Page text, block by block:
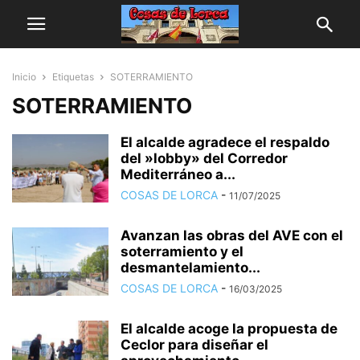
Inicio Etiquetas SOTERRAMIENTO
SOTERRAMIENTO
El alcalde agradece el respaldo
del »lobby» del Corredor
Mediterráneo a...
COSAS DE LORCA - 11/07/2025
Avanzan las obras del AVE con el
soterramiento y el
desmantelamiento...
COSAS DE LORCA - 16/03/2025
El alcalde acoge la propuesta de
Ceclor para diseñar el